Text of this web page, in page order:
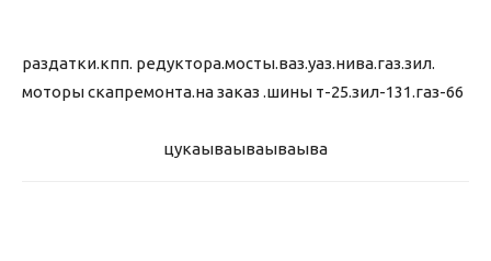
раздатки.кпп. редуктора.мосты.ваз.уаз.нива.газ.зил.
моторы скапремонта.на заказ .шины т-25.зил-131.газ-66
цукаываываываыва